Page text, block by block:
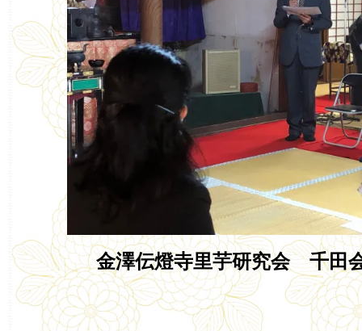
金澤伝燈寺里芋研究会 千田